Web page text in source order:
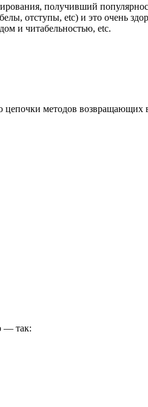
получивший
отступы, etc) и это очень
и читабельностью, etc.
методов возвращающих
— так: